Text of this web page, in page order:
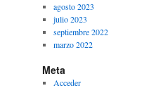
agosto 2023
julio 2023
septiembre 2022
marzo 2022
Meta
Acceder